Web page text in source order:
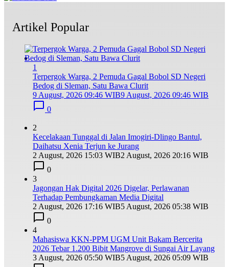
Artikel Popular
1
Terpergok Warga, 2 Pemuda Gagal Bobol SD Negeri
Bedog di Sleman, Satu Bawa Clurit
9 August, 2026 09:46 WIB9 August, 2026 09:46 WIB
0
2
Kecelakaan Tunggal di Jalan Imogiri-Dlingo Bantul,
Daihatsu Xenia Terjun ke Jurang
2 August, 2026 15:03 WIB2 August, 2026 20:16 WIB
0
3
Jagongan Hak Digital 2026 Digelar, Perlawanan
Terhadap Pembungkaman Media Digital
2 August, 2026 17:16 WIB5 August, 2026 05:38 WIB
0
4
Mahasiswa KKN-PPM UGM Unit Bakam Bercerita
2026 Tebar 1.200 Bibit Mangrove di Sungai Air Layang
3 August, 2026 05:50 WIB5 August, 2026 05:09 WIB